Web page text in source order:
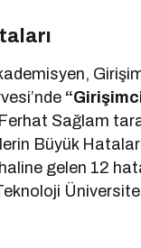
Sağlam
Büyük
gelen 12